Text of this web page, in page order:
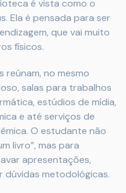
é vista como o
Ela é pensada para ser
que vai muito
físicos.
reúnam, no mesmo
salas para trabalhos
estúdios de mídia,
e até serviços de
O estudante não
livro”, mas para
apresentações,
metodológicas.